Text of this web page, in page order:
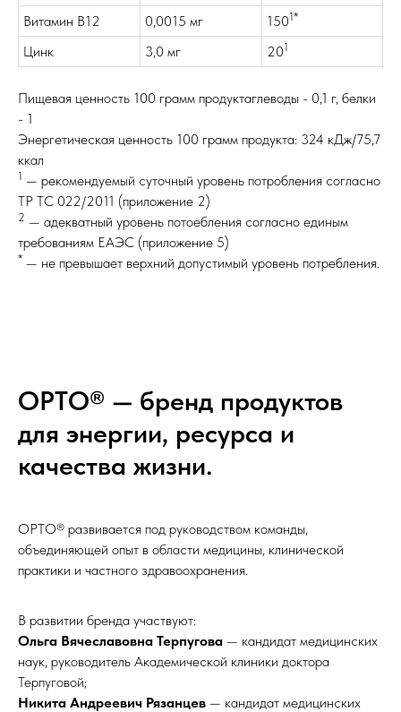
Витамин B12 0,0015 мг 1501*
Цинк 3,0 мг 201
Пищевая ценность 100 грамм продуктаглеводы - 0,1 г, белки
- 1
Энергетическая ценность 100 грамм продукта: 324 кДж/75,7
ккал
1 — рекомендуемый суточный уровень потробления согласно
ТР ТС 022/2011 (приложение 2)
2 — адекватный уровень потоебления согласно единым
требованиям ЕАЭС (приложение 5)
* — не превышает верхний допустимый уровень потребления.
ОРТО® — бренд продуктов
для энергии, ресурса и
качества жизни.
ОРТО® развивается под руководством команды,
объединяющей опыт в области медицины, клинической
практики и частного здравоохранения.
В развитии бренда участвуют:
Ольга Вячеславовна Терпугова — кандидат медицинских
наук, руководитель Академической клиники доктора
Терпуговой;
Никита Андреевич Рязанцев — кандидат медицинских